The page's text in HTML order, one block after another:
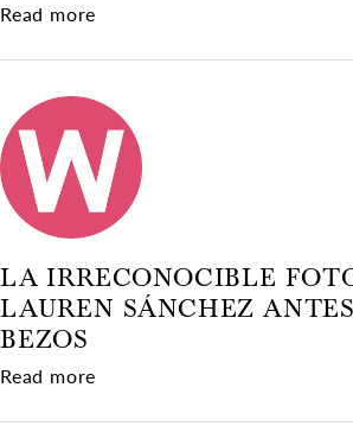
Read more
LA IRRECONOCIBLE
LAUREN SÁNCHEZ
BEZOS
Read more